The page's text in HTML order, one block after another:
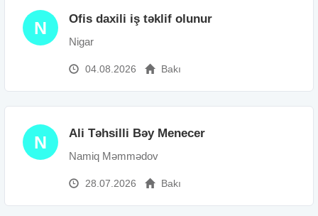
N Ofis daxili iş təklif olunur
Nigar
04.08.2026 Bakı
N Ali Təhsilli Bəy Menecer
Namiq Məmmədov
28.07.2026 Bakı